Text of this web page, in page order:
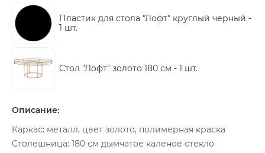
Пластик для стола "Лофт" круглый черный -
1 шт.
Стол "Лофт" золото 180 см - 1 шт.
Описание:
Каркас: металл, цвет золото, полимерная краска
Столешница: 180 см дымчатое каленое стекло